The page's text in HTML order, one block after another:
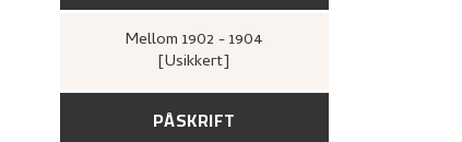
Mellom 1902 - 1904
[Usikkert]
PÅSKRIFT